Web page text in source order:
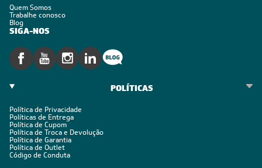
Quem Somos
Trabalhe conosco
Blog
SIGA-NOS
POLÍTICAS
Política de Privacidade
Políticas de Entrega
Política de Cupom
Política de Troca e Devolução
Política de Garantia
Política de Outlet
Código de Conduta